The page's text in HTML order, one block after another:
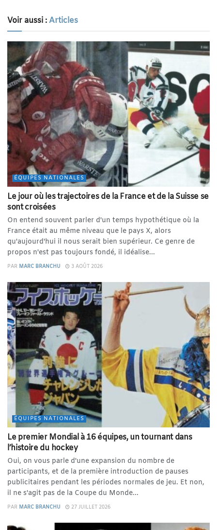
Voir aussi :Articles
ÉQUIPES NATIONALES
Le jour où les trajectoires de la France et de la Suisse se
sont croisées
On entend souvent parler d'un temps hypothétique où la
France était au même niveau que le pays X, alors
qu'aujourd'hui il nous serait bien supérieur. Ce genre de
propos n'est pas toujours fondé, il idéalise...
PAR MARC BRANCHU 3 AOÛT 2026
ÉQUIPES NATIONALES
Le premier Mondial à 16 équipes, un tournant dans
l’histoire du hockey
Oui, on vous parle d'une expansion du nombre de
participants, et de la première introduction de pauses
publicitaires pendant les périodes normales de jeu. Et non,
il ne s'agit pas de la Coupe du Monde...
PAR MARC BRANCHU 27 JUILLET 2026